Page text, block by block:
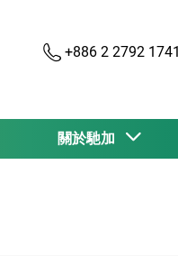
+886 2 2792 1741
關於馳加